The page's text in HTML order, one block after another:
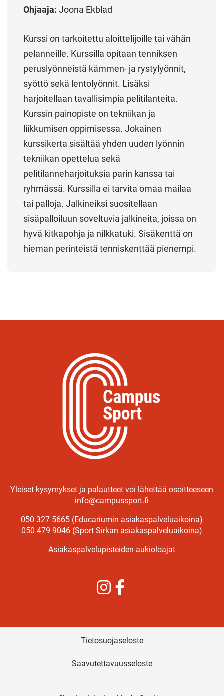
Ohjaaja: Joona Ekblad
Kurssi on tarkoitettu aloittelijoille tai vähän
pelanneille. Kurssilla opitaan tenniksen
peruslyönneistä kämmen- ja rystylyönnit,
syöttö sekä lentolyönnit. Lisäksi
harjoitellaan tavallisimpia pelitilanteita.
Kurssin painopiste on tekniikan ja
liikkumisen oppimisessa. Jokainen
kurssikerta sisältää yhden uuden lyönnin
tekniikan opettelua sekä
pelitilanneharjoituksia parin kanssa tai
ryhmässä. Kurssilla ei tarvita omaa mailaa
tai palloja. Jalkineiksi suositellaan
sisäpalloiluun soveltuvia jalkineita, joissa on
hyvä kitkapohja ja nilkkatuki. Sisäkenttä on
hieman perinteistä tenniskenttää pienempi.
Yleiset kysymykset ja palautteet voi lähettää osoitteeseen
info@campussport.fi
050 327 5665 (Educariumin asiakaspalveluaikoina)
050 479 9046 (Sport Sirkan asiakaspalveluaikoina)
Asiakaspalvelupisteiden aukioloajat
Instagram
Tietosuojaseloste
Saavutettavuusseloste